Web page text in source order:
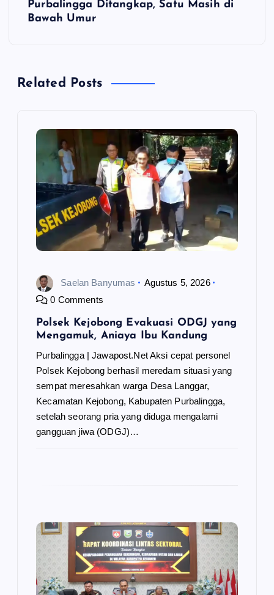
s
Purbalingga Ditangkap, Satu Masih di
Bawah Umur
Related Posts
Saelan Banyumas
Agustus 5, 2026
0 Comments
Polsek Kejobong Evakuasi ODGJ yang
Mengamuk, Aniaya Ibu Kandung
Purbalingga | Jawapost.Net Aksi cepat personel
Polsek Kejobong berhasil meredam situasi yang
sempat meresahkan warga Desa Langgar,
Kecamatan Kejobong, Kabupaten Purbalingga,
setelah seorang pria yang diduga mengalami
gangguan jiwa (ODGJ)…